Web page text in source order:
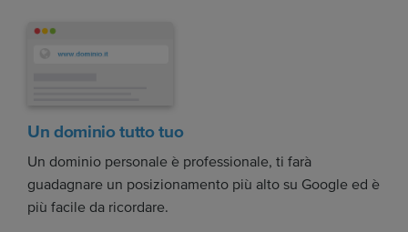
Un dominio tutto tuo
Un dominio personale è professionale, ti farà
guadagnare un posizionamento più alto su Google ed è
più facile da ricordare.